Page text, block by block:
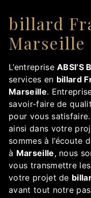
billard
Marseille
L’entrepriseABSI’S
services en billard
Marseille.
savoir-faire de
pour vous
ainsi dans votre
sommes à l’écoute
à Marseille, nous
vous transmettre
votre projet de
avant tout notre